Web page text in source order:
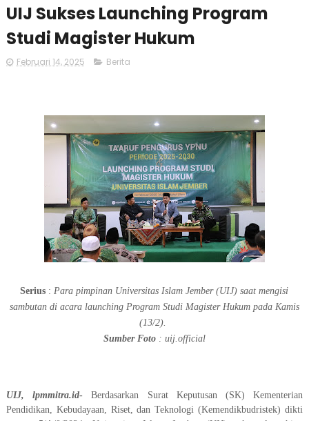
UIJ Sukses Launching Program
Studi Magister Hukum
Februari 14, 2025 Berita
Serius :Para pimpinan Universitas Islam Jember (UIJ) saat mengisi
sambutan di acara launching Program Studi Magister Hukum pada Kamis
(13/2).
Sumber Foto: uij.official
UIJ, lpmmitra.id- Berdasarkan Surat Keputusan (SK) Kementerian
Pendidikan, Kebudayaan, Riset, dan Teknologi (Kemendikbudristek) dikti